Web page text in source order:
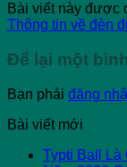
Bài viết này được
Thông tin về đèn
Để lại một
Bạn phải đăng
Bài viết mới
Typti Ball Là